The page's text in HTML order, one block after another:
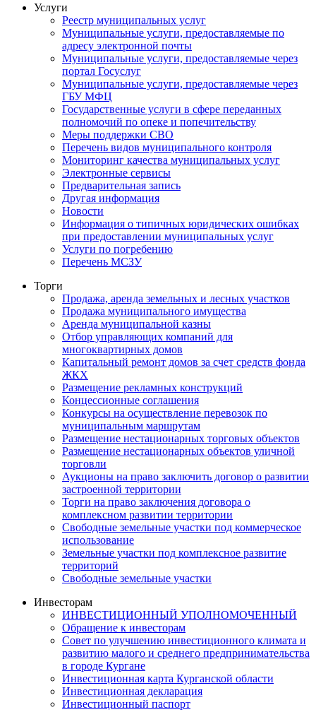
Услуги
Реестр муниципальных услуг
Муниципальные услуги, предоставляемые по
адресу электронной почты
Муниципальные услуги, предоставляемые через
портал Госуслуг
Муниципальные услуги, предоставляемые через
ГБУ МФЦ
Государственные услуги в сфере переданных
полномочий по опеке и попечительству
Меры поддержки СВО
Перечень видов муниципального контроля
Мониторинг качества муниципальных услуг
Электронные сервисы
Предварительная запись
Другая информация
Новости
Информация о типичных юридических ошибках
при предоставлении муниципальных услуг
Услуги по погребению
Перечень МСЗУ
Торги
Продажа, аренда земельных и лесных участков
Продажа муниципального имущества
Аренда муниципальной казны
Отбор управляющих компаний для
многоквартирных домов
Капитальный ремонт домов за счет средств фонда
ЖКХ
Размещение рекламных конструкций
Концессионные соглашения
Конкурсы на осуществление перевозок по
муниципальным маршрутам
Размещение нестационарных торговых объектов
Размещение нестационарных объектов уличной
торговли
Аукционы на право заключить договор о развитии
застроенной территории
Торги на право заключения договора о
комплексном развитии территории
Свободные земельные участки под коммерческое
использование
Земельные участки под комплексное развитие
территорий
Свободные земельные участки
Инвесторам
ИНВЕСТИЦИОННЫЙ УПОЛНОМОЧЕННЫЙ
Обращение к инвесторам
Совет по улучшению инвестиционного климата и
развитию малого и среднего предпринимательства
в городе Кургане
Инвестиционная карта Курганской области
Инвестиционная декларация
Инвестиционный паспорт